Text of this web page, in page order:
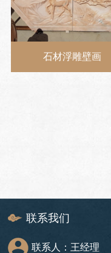
石材浮雕壁画
联系我们
联系人：王经理